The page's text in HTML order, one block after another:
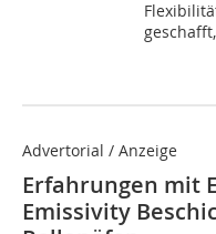
Advertorial / Anzeige
Erfahrungen mit
Emissivity